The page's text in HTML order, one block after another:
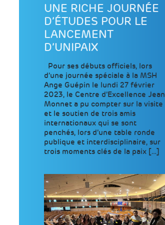
UNE RICHE JOURNÉE
D’ÉTUDES POUR LE
LANCEMENT
D’UNIPAIX
Pour ses débuts officiels, lors
d’une journée spéciale à la MSH
Ange Guépin le lundi 27 février
2023, le Centre d’Excellence Jean
Monnet a pu compter sur la visite
et le soutien de trois amis
internationaux qui se sont
penchés, lors d’une table ronde
publique et interdisciplinaire, sur
trois moments clés de la paix […]